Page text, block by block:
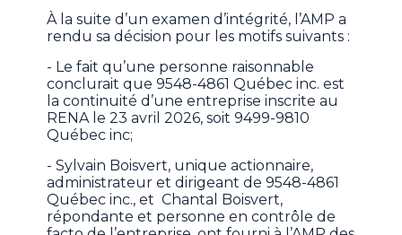
À la suite d’un examen d’intégrité, l’AMP a
rendu sa décision pour les motifs suivants :
- Le fait qu’une personne raisonnable
conclurait que 9548-4861 Québec inc. est
la continuité d’une entreprise inscrite au
RENA le 23 avril 2026, soit 9499-9810
Québec inc;
- Sylvain Boisvert, unique actionnaire,
administrateur et dirigeant de 9548-4861
Québec inc., et Chantal Boisvert,
répondante et personne en contrôle de